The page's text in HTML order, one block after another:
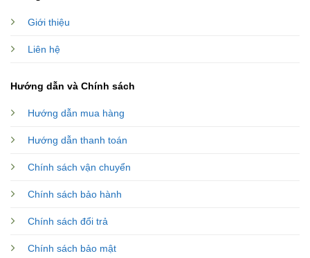
Giới thiệu
Liên hệ
Hướng dẫn và Chính sách
Hướng dẫn mua hàng
Hướng dẫn thanh toán
Chính sách vận chuyển
Chính sách bảo hành
Chính sách đổi trả
Chính sách bảo mật